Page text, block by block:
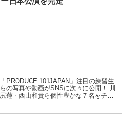
「PRODUCE 101JAPAN」注目の練習生
らの写真や動画がSNSに次々に公開！ 川
尻蓮・西山和貴ら個性豊かな７名をチェ